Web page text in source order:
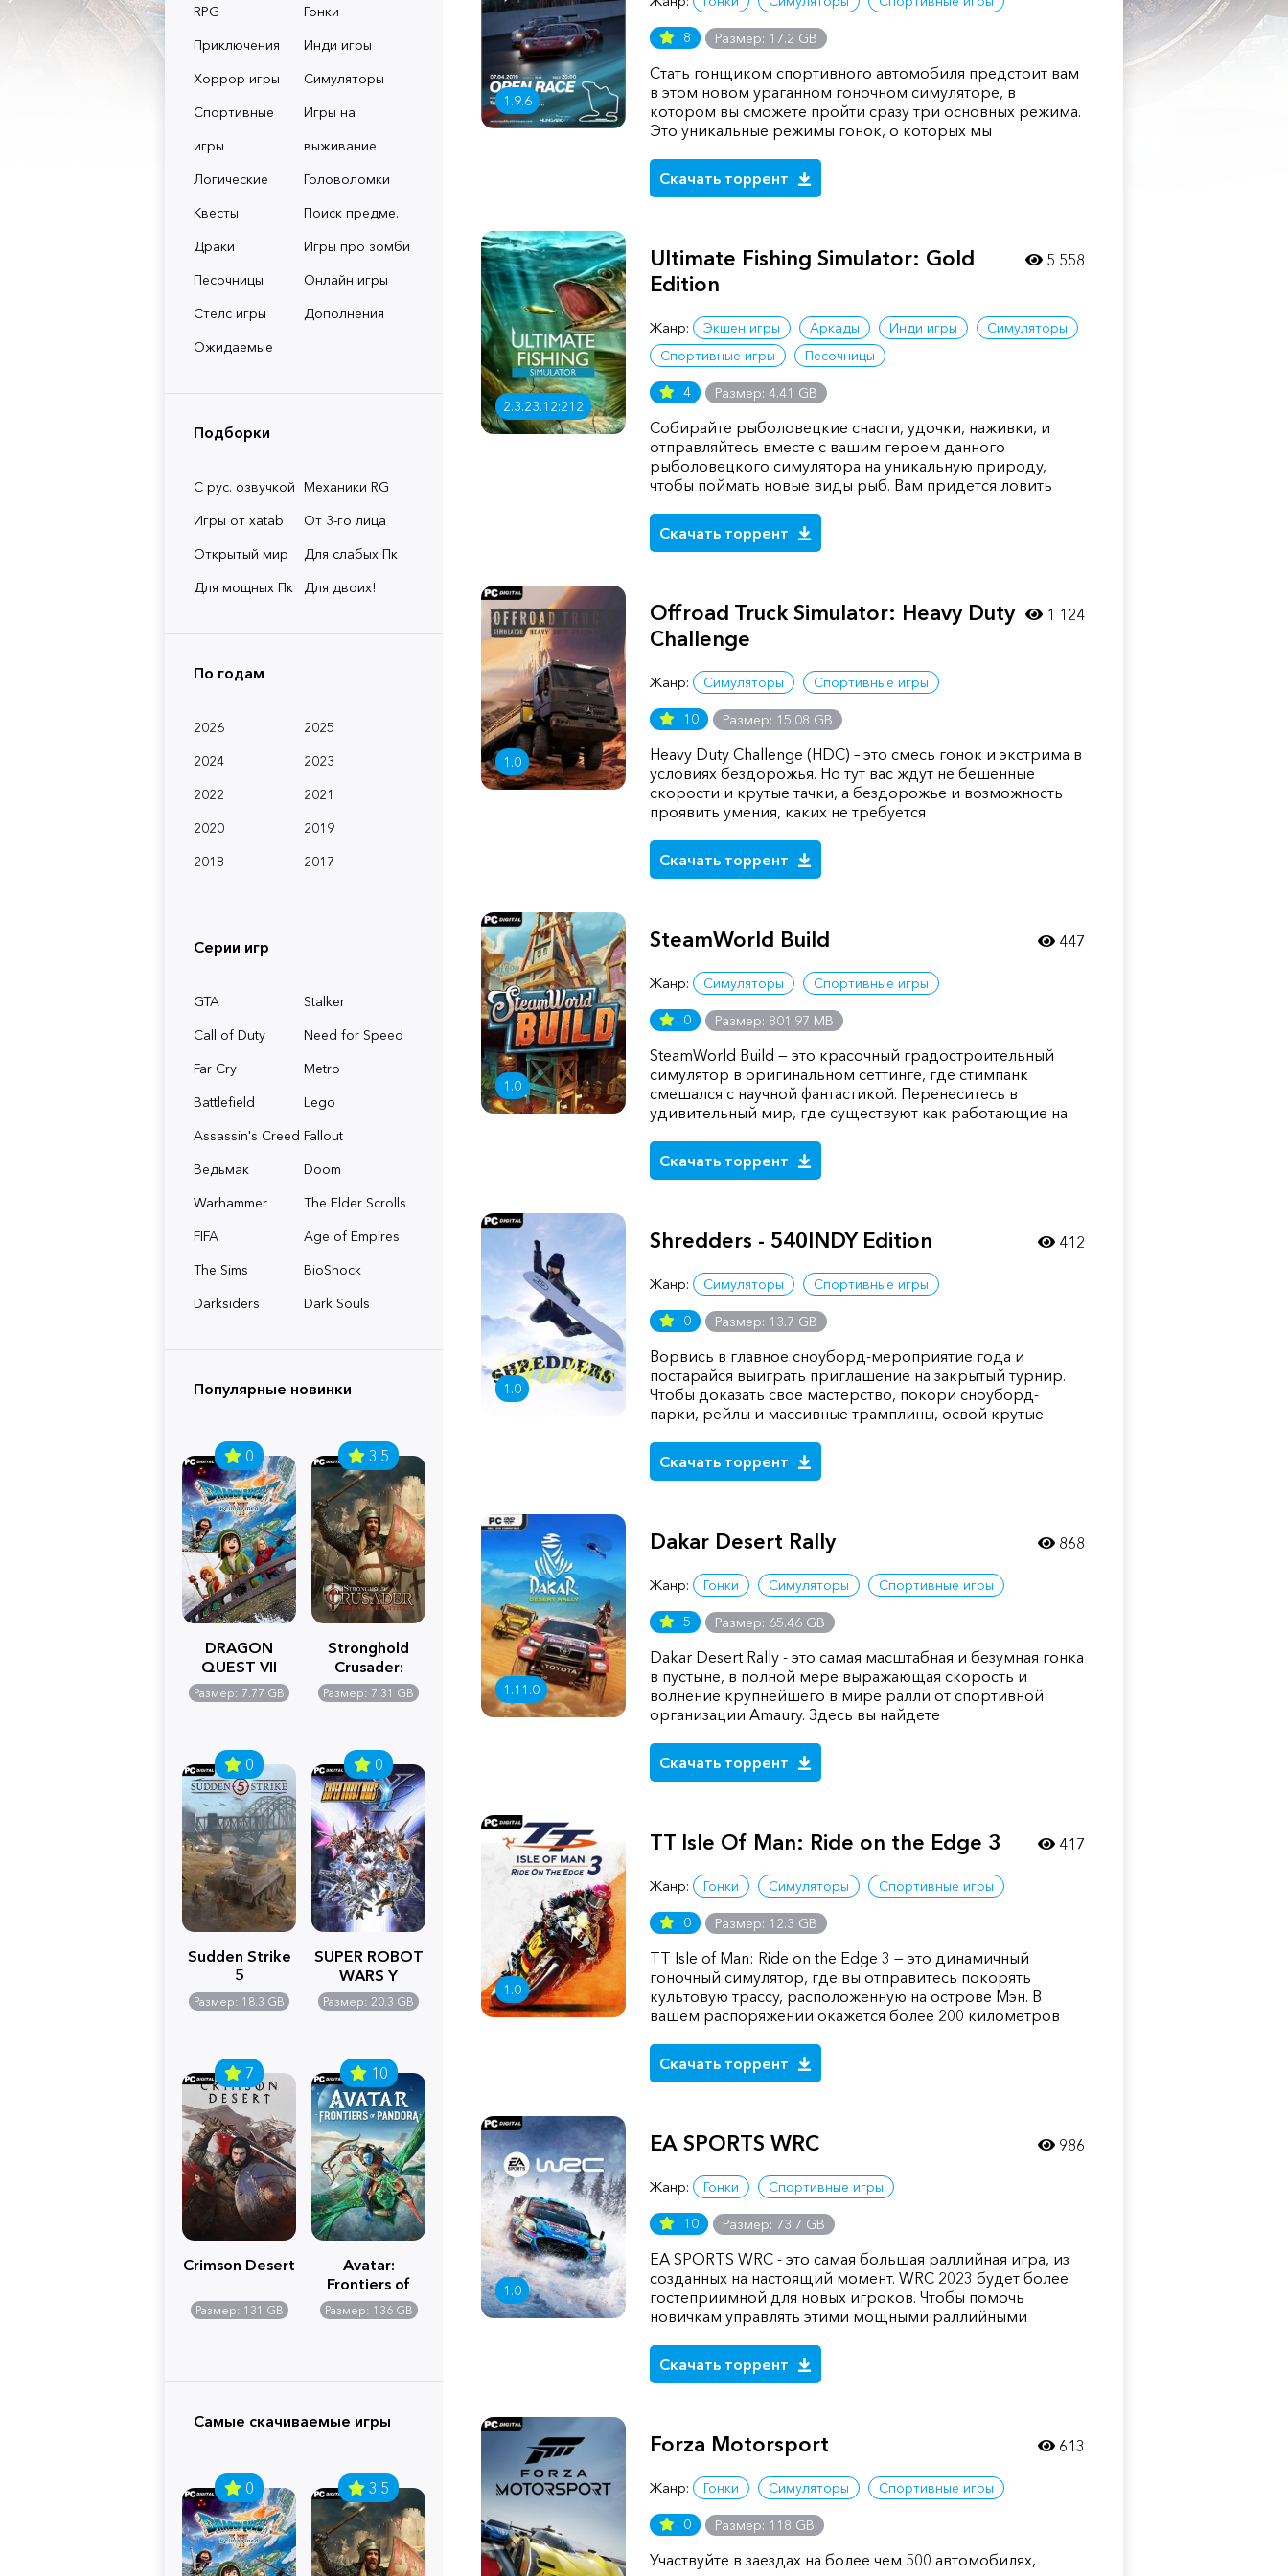
RPG
Гонки
Приключения
Инди игры
Хоррор игры
Симуляторы
Спортивные
игры
Игры на
выживание
Логические
Головоломки
Квесты
Поиск предме.
Драки
Игры про зомби
Песочницы
Онлайн игры
Стелс игры
Дополнения
Ожидаемые
Подборки
С рус. озвучкой Механики RG
Игры от xatab
От 3-го лица
Открытый мир
Для слабых Пк
Для мощных Пк
Для двоих!
По годам
2026
2025
2024
2023
2022
2021
2020
2019
2018
2017
Серии игр
GTA
Stalker
Call of Duty
Need for Speed
Far Cry
Metro
Battlefield
Lego
Assassin's Creed Fallout
Ведьмак
Doom
Warhammer
The Elder Scrolls
FIFA
Age of Empires
The Sims
BioShock
Darksiders
Dark Souls
Популярные новинки
0
DRAGON
QUEST VII
Reimagined
Размер: 7.77 GB
3.5
Stronghold
Crusader:
Definitive
Edition
Размер: 7.31 GB
0
Sudden Strike
5
Размер: 18.3 GB
0
SUPER ROBOT
WARS Y
Размер: 20.3 GB
7
Crimson Desert
Размер: 131 GB
10
Avatar:
Frontiers of
Pandora
Размер: 136 GB
Самые скачиваемые игры
0 3.5
1.9.6
8 Размер: 17.2 GB
Стать гонщиком спортивного автомобиля предстоит вам
в этом новом ураганном гоночном симуляторе, в
котором вы сможете пройти сразу три основных режима.
Это уникальные режимы гонок, о которых мы
Скачать торрент
2.3.23.12:212
Ultimate Fishing Simulator: Gold
Edition
Жанр: Экшен игры Аркады Инди игры
Симуляторы
Спортивные игры
Песочницы
4 Размер: 4.41 GB
Собирайте рыболовецкие снасти, удочки, наживки, и
отправляйтесь вместе с вашим героем данного
рыболовецкого симулятора на уникальную природу,
чтобы поймать новые виды рыб. Вам придется ловить
Скачать торрент
5 558
1.0
Offroad Truck Simulator: Heavy Duty
Challenge
Жанр: Симуляторы Спортивные игры
10 Размер: 15.08 GB
Heavy Duty Challenge (HDC) – это смесь гонок и экстрима в
условиях бездорожья. Но тут вас ждут не бешенные
скорости и крутые тачки, а бездорожье и возможность
проявить умения, каких не требуется
Скачать торрент
1 124
1.0
SteamWorld Build
Жанр: Симуляторы Спортивные игры
0 Размер: 801.97 MB
SteamWorld Build — это красочный градостроительный
симулятор в оригинальном сеттинге, где стимпанк
смешался с научной фантастикой. Перенеситесь в
удивительный мир, где существуют как работающие на
Скачать торрент
447
1.0
Shredders - 540INDY Edition
Жанр: Симуляторы Спортивные игры
0 Размер: 13.7 GB
Ворвись в главное сноуборд-мероприятие года и
постарайся выиграть приглашение на закрытый турнир.
Чтобы доказать свое мастерство, покори сноуборд-
парки, рейлы и массивные трамплины, освой крутые
Скачать торрент
412
1.11.0
Dakar Desert Rally
Жанр: Гонки Симуляторы Спортивные игры
5 Размер: 65.46 GB
Dakar Desert Rally - это самая масштабная и безумная гонка
в пустыне, в полной мере выражающая скорость и
волнение крупнейшего в мире ралли от спортивной
организации Amaury. Здесь вы найдете
Скачать торрент
868
1.0
TT Isle Of Man: Ride on the Edge 3
Жанр: Гонки Симуляторы Спортивные игры
0 Размер: 12.3 GB
TT Isle of Man: Ride on the Edge 3 — это динамичный
гоночный симулятор, где вы отправитесь покорять
культовую трассу, расположенную на острове Мэн. В
вашем распоряжении окажется более 200 километров
Скачать торрент
417
1.0
EA SPORTS WRC
Жанр: Гонки Спортивные игры
10 Размер: 73.7 GB
EA SPORTS WRC - это самая большая раллийная игра, из
созданных на настоящий момент. WRC 2023 будет более
гостеприимной для новых игроков. Чтобы помочь
новичкам управлять этими мощными раллийными
Скачать торрент
986
Forza Motorsport
Жанр: Гонки Симуляторы Спортивные игры
0 Размер: 118 GB
Участвуйте в заездах на более чем 500 автомобилях,
613